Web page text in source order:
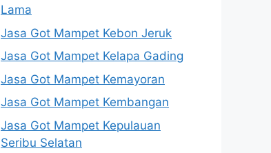
Lama
Jasa Got Mampet Kebon Jeruk
Jasa Got Mampet Kelapa Gading
Jasa Got Mampet Kemayoran
Jasa Got Mampet Kembangan
Jasa Got Mampet Kepulauan
Seribu Selatan